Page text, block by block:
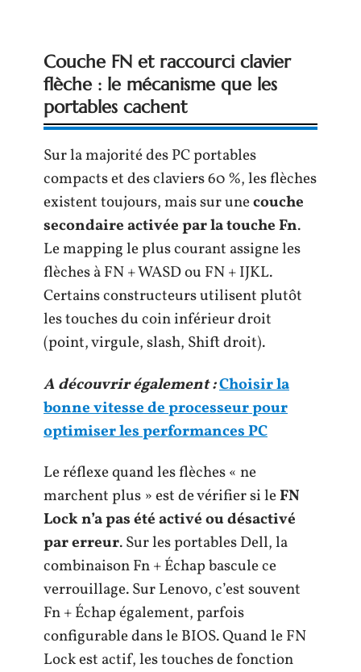
Couche FN et raccourci clavier
flèche : le mécanisme que les
portables cachent
Sur la majorité des PC portables
compacts et des claviers 60 %, les flèches
existent toujours, mais sur unecouche
secondaire activée par la touche Fn.
Le mapping le plus courant assigne les
flèches à FN + WASD ou FN + IJKL.
Certains constructeurs utilisent plutôt
les touches du coin inférieur droit
(point, virgule, slash, Shift droit).
A découvrir également :Choisir la
bonne vitesse de processeur pour
optimiser les performances PC
Le réflexe quand les flèches « ne
marchent plus » est de vérifier si leFN
Lock n’a pas été activé ou désactivé
par erreur. Sur les portables Dell, la
combinaison Fn + Échap bascule ce
verrouillage. Sur Lenovo, c’est souvent
Fn + Échap également, parfois
configurable dans le BIOS. Quand le FN
Lock est actif, les touches de fonction